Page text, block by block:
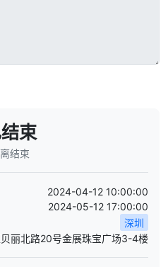
束
结束
2024-04-12 10:00:00
2024-05-12 17:00:00
深圳
丽北路20号金展珠宝广场3-4楼